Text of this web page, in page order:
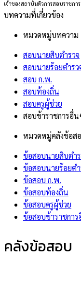
เจ้าของสถาบันติวการสอบราชกา
บทความที่เกี่ยวข้อง
หมวดหมู่บทความ
สอบนายสิบตำรวจ
สอบนายร้อยตำรว
สอบ ก.พ.
สอบท้องถิ่น
สอบครูผู้ช่วย
สอบข้าราชการอื่น
หมวดหมู่คลังข้อส
ข้อสอบนายสิบตำ
ข้อสอบนายร้อยตำ
ข้อสอบ ก.พ.
ข้อสอบท้องถิ่น
ข้อสอบครูผู้ช่วย
ข้อสอบข้าราชกา
คลังข้อสอบ